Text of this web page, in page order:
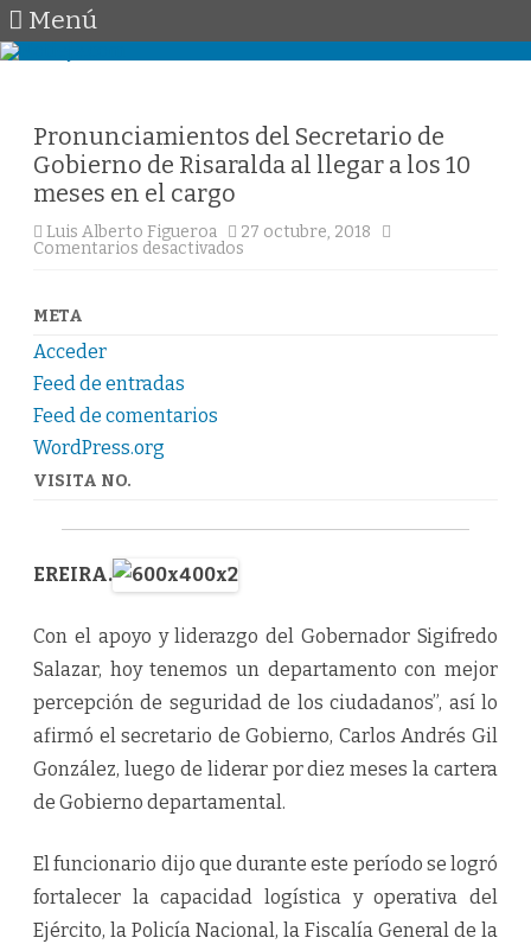
Menú
Pronunciamientos del Secretario de
Gobierno de Risaralda al llegar a los 10
meses en el cargo
Luis Alberto Figueroa
27 octubre, 2018
Comentarios desactivados
META
Acceder
Feed de entradas
Feed de comentarios
WordPress.org
VISITA NO.
EREIRA.
Con el apoyo y liderazgo del Gobernador Sigifredo
Salazar, hoy tenemos un departamento con mejor
percepción de seguridad de los ciudadanos”, así lo
afirmó el secretario de Gobierno, Carlos Andrés Gil
González, luego de liderar por diez meses la cartera
de Gobierno departamental.
El funcionario dijo que durante este período se logró
fortalecer la capacidad logística y operativa del
Ejército, la Policía Nacional, la Fiscalía General de la